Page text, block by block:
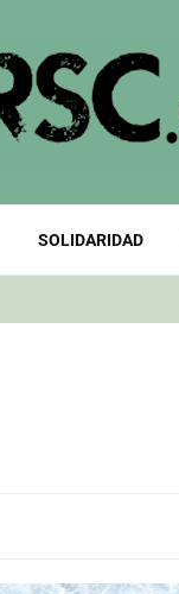
SOLIDARIDAD